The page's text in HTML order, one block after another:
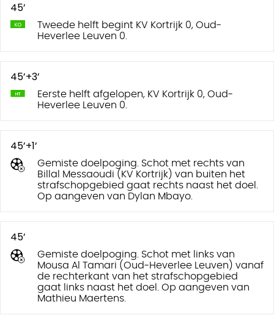
45’
Tweede helft begint KV Kortrijk 0, Oud-
Heverlee Leuven 0.
45’+3’
Eerste helft afgelopen, KV Kortrijk 0, Oud-
Heverlee Leuven 0.
45’+1’
Gemiste doelpoging. Schot met rechts van
Billal Messaoudi (KV Kortrijk) van buiten het
strafschopgebied gaat rechts naast het doel.
Op aangeven van Dylan Mbayo.
45’
Gemiste doelpoging. Schot met links van
Mousa Al Tamari (Oud-Heverlee Leuven) vanaf
de rechterkant van het strafschopgebied
gaat links naast het doel. Op aangeven van
Mathieu Maertens.